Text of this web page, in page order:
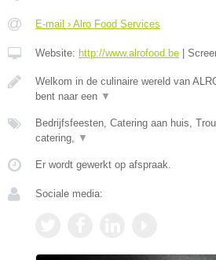
E-mail › Alro Food Services
Website: http://www.alrofood.be
Welkom in de culinaire wereld van
bent naar een ▼
Bedrijfsfeesten, Catering aan huis,
catering,
▼
Er wordt gewerkt op afspraak.
Sociale media: